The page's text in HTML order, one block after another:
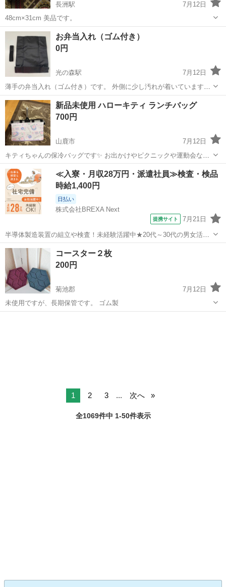
長洲駅
7月12日
48cm×31cm 美品です。
熊本 玉名郡 長洲駅 食器
お弁当入れ（ゴム付き）
0円
光の森駅
7月12日
薄手の弁当入れ（ゴム付き）です。 外側に少し汚れが着いていますが
（写真2枚目）中は綺麗です。 長期保管の小ジワありです。良いお品
をお求めの方や細かい部分が気になる方はお控え下さい。 保冷機能は
無いと思います。 受け取...
熊本 熊本市 光の森駅
新品未使用 ハローキティ ランチバッグ
700円
山鹿市
7月12日
キティちゃんの保冷バッグです✨ お出かけやピクニックや運動会など
に使えます✨
熊本 山鹿市 食器
≪入寮・月収28万円・派遣社員≫検査・検品
時給1,400円
日払い
株式会社BREXA Next
提携サイト 7月21日
半導体製造装置の組立や検査！未経験活躍中★20代～30代の男女活躍
中★ワンルーム寮完備！赴任旅費会社負担！マイカー通勤OK！無料駐
車場あり！正社員登用あり！《熊本県菊池郡大津町》 人気の工場のお
仕事 ◇半導体製造装置の組立...
熊本 その他
コースター２枚
200円
菊池郡
7月12日
未使用ですが、長期保管です。 ゴム製
1 2 3 ... 次へ
全1069件中 1-50件表示